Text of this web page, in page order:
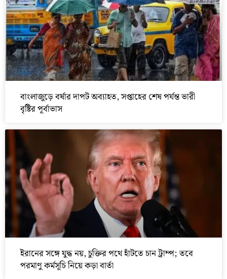
বাংলাজুড়ে বর্ষার দাপট অব্যাহত, সপ্তাহের শেষ পর্যন্ত ভারী
বৃষ্টির পূর্বাভাস
ইরানের সঙ্গে যুদ্ধ নয়, চুক্তির পথে হাঁটতে চান ট্রাম্প; তবে
পরমাণু কর্মসূচি নিয়ে কড়া বার্তা